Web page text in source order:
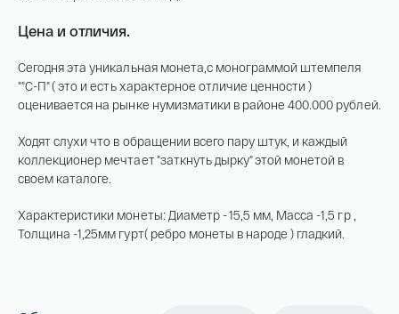
Цена и отличия.
Сегодня эта уникальная монета,с монограммой штемпеля
""С-П" ( это и есть характерное отличие ценности )
оценивается на рынке нумизматики в районе 400.000 рублей.
Ходят слухи что в обращении всего пару штук, и каждый
коллекционер мечтает "заткнуть дырку" этой монетой в
своем каталоге.
Характеристики монеты: Диаметр - 15,5 мм, Масса -1,5 гр ,
Толщина -1,25мм гурт( ребро монеты в народе ) гладкий.
Я ознакомлен(а) с Правилами оформления
обработку персональных данных